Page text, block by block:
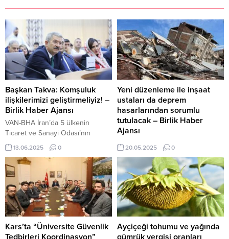
Başkan Takva: Komşuluk
ilişkilerimizi geliştirmeliyiz! –
Birlik Haber Ajansı
VAN-BHA İran’da 5 ülkenin
Ticaret ve Sanayi Odası’nın
katılımıyla gerçekleşen toplantıda
konuşan Van TSO Yönetim
Kurulu Başkanı Necdet Takva,
“Bize düşen birinci derecede
komşuluk ilişkilerimizi; ticarete,
refaha, zenginliğe yatırım
ortamının geliştirilmesine yönelik
enerji harcamak ve işbirliği
yapmaktır. Bu yüzden de
komşuluk ilişkilerimizi geliştirmeli
13.06.2025 0
Yeni düzenleme ile inşaat
ustaları da deprem
hasarlarından sorumlu
tutulacak – Birlik Haber
Ajansı
ANKARA-BHA Yapı Denetim ve
Deprem Mühendisliği Derneği
Genel Başkanı Nazmi Şahin,
Türkiye’nin deprem kuşağında
yer alması nedeniyle yapı
sektöründe alınacak tedbirlerin
hayati önem taşıdığını belirterek,
“Depremler sonrası değil,
öncesinde tedbir alınmalı” dedi.
Şahin, inşaat ustalarının yaptığı
20.05.2025 0
Kars’ta “Üniversite Güvenlik
Ayçiçeği tohumu ve yağında